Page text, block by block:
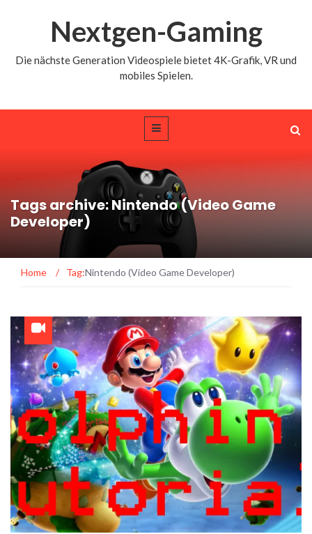
Nextgen-Gaming
Die nächste Generation Videospiele bietet 4K-Grafik, VR und
mobiles Spielen.
Tags archive: Nintendo (Video Game
Developer)
Home / Tag:Nintendo (Video Game Developer)